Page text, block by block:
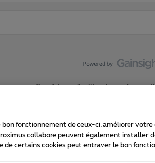
Conditions d'utilisation
Proximus
fonctionnement de ceux-ci, améliorer
collabore peuvent également installer
certains cookies peut entraver le bon